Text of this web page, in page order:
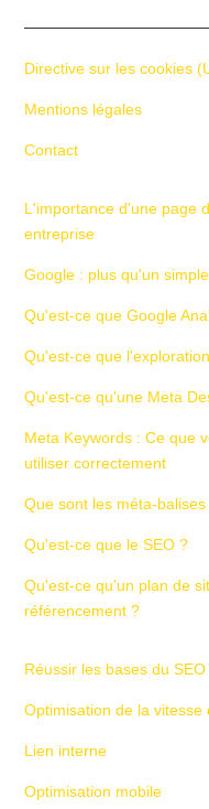
Réussir les bases du
Optimisation de la vitesse
Lien interne
Optimisation mobile
L'importance d'une page
entreprise
Google : plus qu'un
Qu'est-ce que Google
Qu'est-ce que
Qu'est-ce qu'une Meta
Meta Keywords : Ce que
utiliser correctement
Que sont les méta-
Qu'est-ce que le SEO ?
Qu'est-ce qu'un plan de
référencement ?
Directive sur les cookies
Mentions légales
Contact